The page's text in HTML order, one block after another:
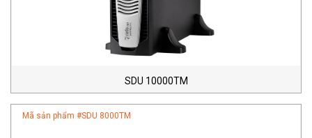
SDU 10000TM
Mã sản phẩm #SDU 8000TM